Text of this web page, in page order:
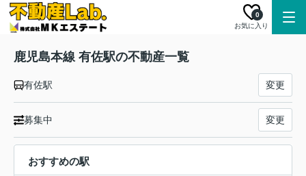
お気に入り
0
鹿児島本線 有佐駅の不動産一覧
有佐駅 変更
募集中 変更
おすすめの駅